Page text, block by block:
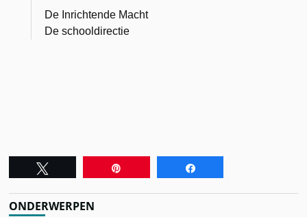
De Inrichtende Macht
De schooldirectie
ONDERWERPEN